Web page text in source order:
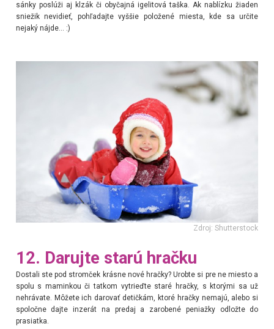
sánky poslúži aj klzák či obyčajná igelitová taška. Ak nablízku žiaden
sniežik nevidieť, pohľadajte vyššie položené miesta, kde sa určite
nejaký nájde... :)
Zdroj: Shutterstock
12. Darujte starú hračku
Dostali ste pod stromček krásne nové hračky? Urobte si pre ne miesto a
spolu s maminkou či tatkom vytrieďte staré hračky, s ktorými sa už
nehrávate. Môžete ich darovať detičkám, ktoré hračky nemajú, alebo si
spoločne dajte inzerát na predaj a zarobené peniažky odložte do
prasiatka.